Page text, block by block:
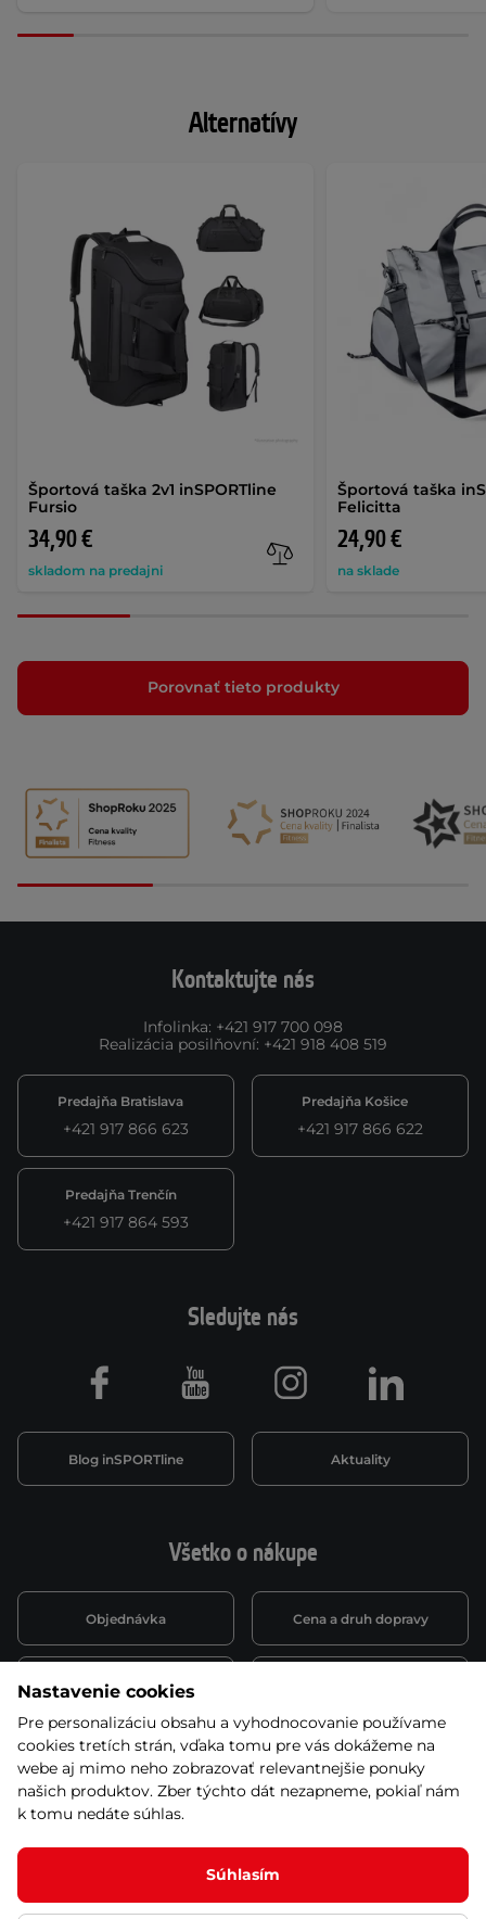
Alternatívy
Športová taška 2v1 inSPORTline
Fursio
34,90 €
skladom na predajni
Športová taška
Felicitta
24,90 €
na sklade
Porovnať tieto produkty
Kontaktujte nás
Infolinka: +421 917 700 098
Realizácia posilňovní: +421 918 408 519
Predajňa Bratislava
+421 917 866 623
Predajňa Košice
+421 917 866 622
Predajňa Trenčín
+421 917 864 593
Všetko o nákupe
Objednávka Cena a druh dopravy
Spôsob platby
Montáž a servis Reklamácie a záruka
Kariéra
Sledujte nás
Blog inSPORTline Aktuality
Facebook Youtube Instagram LinkedIn
Nastavenie cookies
Pre personalizáciu obsahu a vyhodnocovanie používame
cookies tretích strán, vďaka tomu pre vás dokážeme na
webe aj mimo neho zobrazovať relevantnejšie ponuky
našich produktov. Zber týchto dát nezapneme, pokiaľ nám
k tomu nedáte súhlas.
Súhlasím